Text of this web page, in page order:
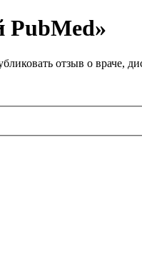
PubMed»
отзыв о враче,